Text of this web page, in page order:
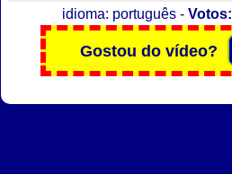
idioma: português -Votos: